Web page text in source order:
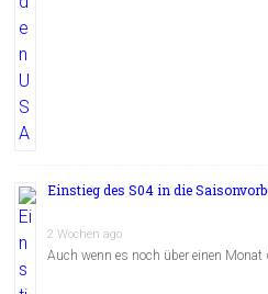
Einstieg des S04 in die
2 Wochen ago
Auch wenn es noch über einen